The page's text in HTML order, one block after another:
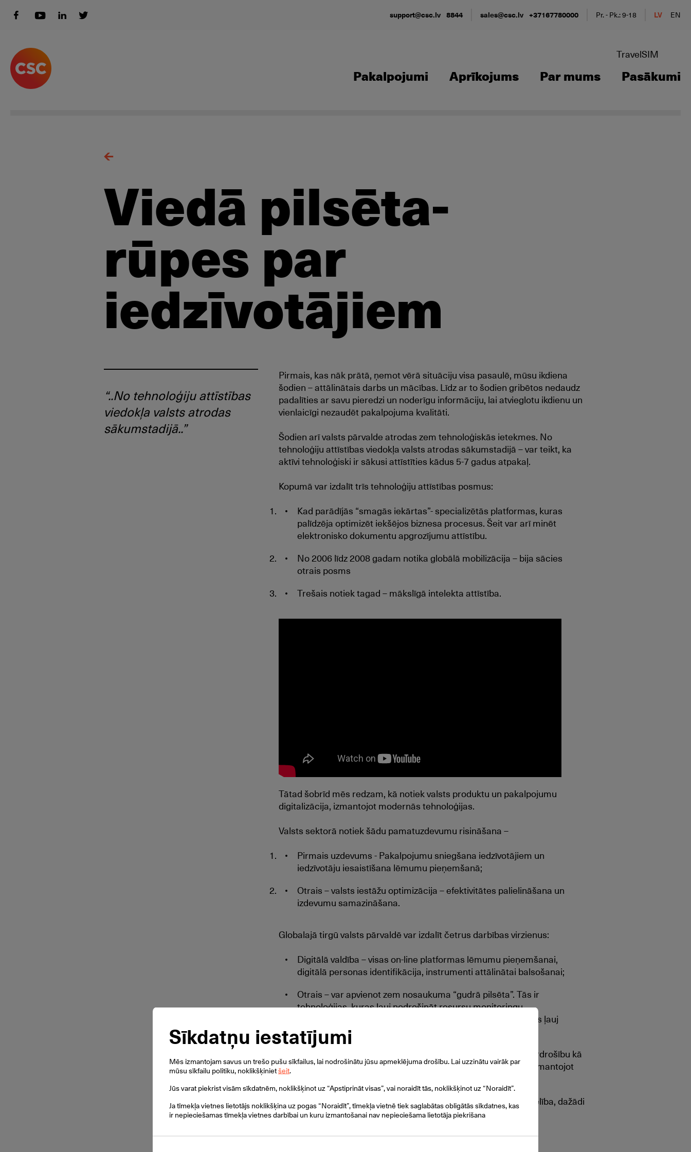
support@csc.lv 8844 sales@csc.lv +37167780000 Pr. - Pk.: 9-18 LV EN
TravelSIM
Pakalpojumi Aprīkojums Par mums Pasākumi
Viedā pilsēta-
rūpes par
iedzīvotājiem
“..No tehnoloģiju attīstības
viedokļa valsts atrodas
sākumstadijā..”
Pirmais, kas nāk prātā, ņemot vērā situāciju visa pasaulē, mūsu ikdiena
šodien – attālinātais darbs un mācības. Līdz ar to šodien gribētos nedaudz
padalīties ar savu pieredzi un noderīgu informāciju, lai atvieglotu ikdienu un
vienlaicīgi nezaudēt pakalpojuma kvalitāti.
Šodien arī valsts pārvalde atrodas zem tehnoloģiskās ietekmes. No
tehnoloģiju attīstības viedokļa valsts atrodas sākumstadijā – var teikt, ka
aktīvi tehnoloģiski ir sākusi attīstīties kādus 5-7 gadus atpakaļ.
Kopumā var izdalīt trīs tehnoloģiju attīstības posmus:
Kad parādījās “smagās iekārtas”- specializētās platformas, kuras
palīdzēja optimizēt iekšējos biznesa procesus. Šeit var arī minēt
elektronisko dokumentu apgrozījumu attīstību.
No 2006 līdz 2008 gadam notika globālā mobilizācija – bija sācies
otrais posms
Trešais notiek tagad – mākslīgā intelekta attīstība.
Tātad šobrīd mēs redzam, kā notiek valsts produktu un pakalpojumu
digitalizācija, izmantojot modernās tehnoloģijas.
Valsts sektorā notiek šādu pamatuzdevumu risināšana –
Pirmais uzdevums - Pakalpojumu sniegšana iedzīvotājiem un
iedzīvotāju iesaistīšana lēmumu pieņemšanā;
Otrais – valsts iestāžu optimizācija – efektivitātes palielināšana un
izdevumu samazināšana.
Globalajā tirgū valsts pārvaldē var izdalīt četrus darbības virzienus:
Digitālā valdība – visas on-line platformas lēmumu pieņemšanai,
digitālā personas identifikācija, instrumenti attālinātai balsošanai;
Otrais – var apvienot zem nosaukuma “gudrā pilsēta”. Tās ir
tehnoloģijas, kuras ļauj nodrošināt resursu monitoringu
(piem.elektroenerģija, ūdens u.c.), arī tās tehnoloģijas, kuras ļauj
atsekot bojājumus un ātri pieņemt lēmumus.
Trešais – viss kas ir saistīts ar nelikumīgām darbībām, kiberdrošību kā
arī cīņa pret noziedzību, tostarp personas identificēšana, izmantojot
Ceturtais – viss, kas ir saistīts ar iedzīvotāju ikdienu – e-veselība, dažādi
valsts portāli, skolas, bērnu dārzi, sports, izklaide.
Sīkdatņu iestatījumi
Mēs izmantojam savus un trešo pušu sīkfailus, lai nodrošinātu jūsu apmeklējuma drošību. Lai uzzinātu vairāk par
mūsu sīkfailu politiku, noklikšķinietšeit.
Jūs varat piekrist visām sīkdatnēm, noklikšķinot uz “Apstiprināt visas”, vai noraidīt tās, noklikšķinot uz “Noraidīt”.
Ja tīmekļa vietnes lietotājs noklikšķina uz pogas “Noraidīt”, tīmekļa vietnē tiek saglabātas obligātās sīkdatnes, kas
ir nepieciešamas tīmekļa vietnes darbībai un kuru izmantošanai nav nepieciešama lietotāja piekrišana